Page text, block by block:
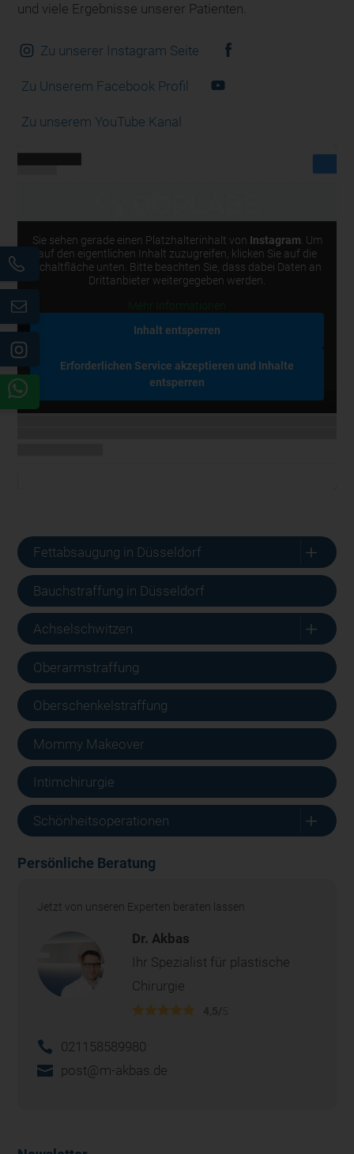
und viele Ergebnisse unserer Patienten.
Zu unserer Instagram Seite
Zu Unserem Facebook Profil
Zu unserem YouTube Kanal
Sie sehen gerade einen Platzhalterinhalt von Instagram . Um
auf den eigentlichen Inhalt zuzugreifen, klicken Sie auf die
Schaltfläche unten. Bitte beachten Sie, dass dabei Daten an
Drittanbieter weitergegeben werden.
Inhalt entsperren
Erforderlichen Service akzeptieren und Inhalte
entsperren
Fettabsaugung in Düsseldorf L
Bauchstraffung in Düsseldorf
Achselschwitzen L
Oberarmstraffung
Oberschenkelstraffung
Mommy Makeover
Intimchirurgie
Schönheitsoperationen L
Persönliche Beratung
Jetzt von unseren Experten beraten lassen
Dr. Akbas
Ihr Spezialist für plastische
Chirurgie
021158589980
post@m-akbas.de